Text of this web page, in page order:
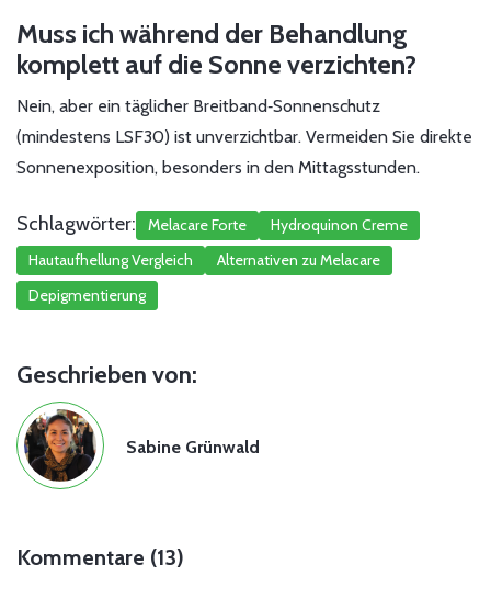
Muss ich während der Behandlung
komplett auf die Sonne verzichten?
Nein, aber ein täglicher Breitband‑Sonnenschutz
(mindestens LSF30) ist unverzichtbar. Vermeiden Sie direkte
Sonnenexposition, besonders in den Mittagsstunden.
Schlagwörter: Melacare Forte
Hydroquinon Creme
Hautaufhellung Vergleich
Alternativen zu Melacare
Depigmentierung
Geschrieben von:
Sabine Grünwald
Kommentare (13)